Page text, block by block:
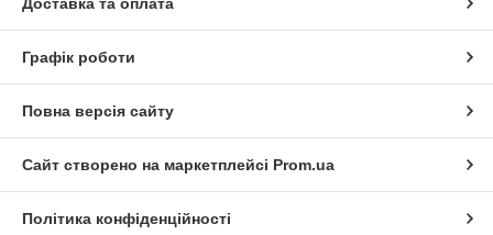
Графік роботи
Повна версія сайту
Сайт створено на маркетплейсі Prom.ua
Політика конфіденційності